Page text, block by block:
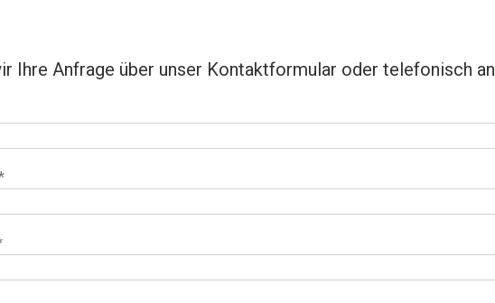
Ihre Anfrage über unser Kontaktformular oder telefonisch an